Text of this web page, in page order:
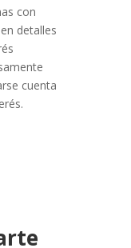
con
detalles
cuenta